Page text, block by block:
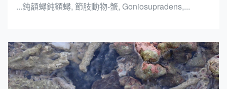
...鈍額蟳鈍額蟳, 節肢動物-蟹, Goniosupradens,...